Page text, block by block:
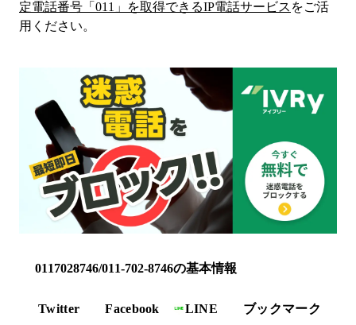
定電話番号「 011 」を取得できるIP電話サービス をご活
用ください。
0117028746/011-702-8746の基本情報
Twitter Facebook LINE
ブックマーク